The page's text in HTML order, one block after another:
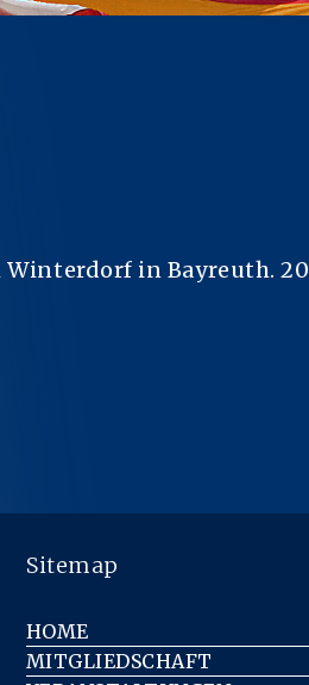
Winterdorf in Bayreuth. 20
Sitemap
HOME
MITGLIEDSCHAFT